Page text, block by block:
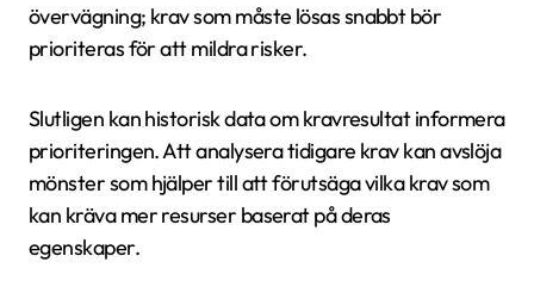
övervägning; krav som måste lösas snabbt bör
prioriteras för att mildra risker.
Slutligen kan historisk data om kravresultat informera
prioriteringen. Att analysera tidigare krav kan avslöja
mönster som hjälper till att förutsäga vilka krav som
kan kräva mer resurser baserat på deras
egenskaper.